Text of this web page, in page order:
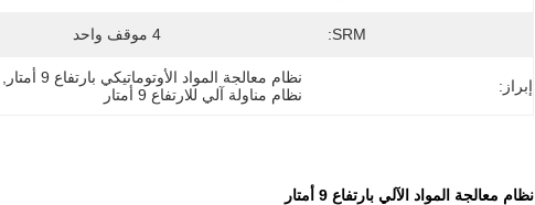
SRM: 4 موقف واحد
إبراز: نظام معالجة المواد الأوتوماتيكي بارتفاع 9 أمتار
نظام مناولة آلي للارتفاع 9 أمتار
نظام معالجة المواد الآلي بارتفاع 9 أمتار